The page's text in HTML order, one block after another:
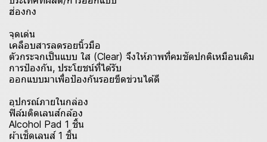
ฮ่องกง
จุดเด่น
เคลือบสารลดรอยนิ้วมือ
ตัวกระจกเป็นแบบ ใส (Clear) จึงให้ภาพที่คมชัดปกติเหมือนเดิม
การป้องกัน, ประโยชน์ที่ได้รับ
ออกแบบมาเพื่อป้องกันรอยขีดข่วนได้ดี
อุปกรณ์ภายในกล่อง
ฟิล์มติดเลนส์กล้อง
Alcohol Pad 1 ชิ้น
ผ้าเช็ดเลนส์ 1 ชิ้น